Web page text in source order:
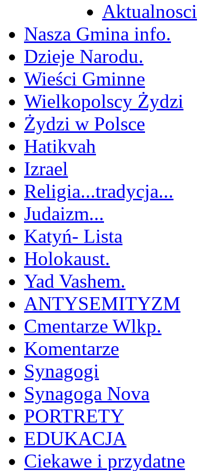
Aktualnosci
Nasza Gmina info.
Dzieje Narodu.
Wieści Gminne
Wielkopolscy Żydzi
Żydzi w Polsce
Hatikvah
Izrael
Religia...tradycja...
Judaizm...
Katyń- Lista
Holokaust.
Yad Vashem.
ANTYSEMITYZM
Cmentarze Wlkp.
Komentarze
Synagogi
Synagoga Nova
PORTRETY
EDUKACJA
Ciekawe i przydatne